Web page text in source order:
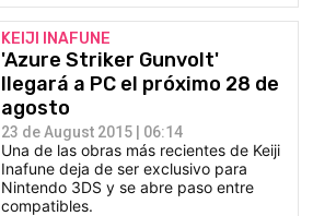
KEIJI INAFUNE
'Azure Striker Gunvolt'
llegará a PC el próximo 28 de
agosto
23 de August 2015 | 06:14
Una de las obras más recientes de Keiji
Inafune deja de ser exclusivo para
Nintendo 3DS y se abre paso entre
compatibles.